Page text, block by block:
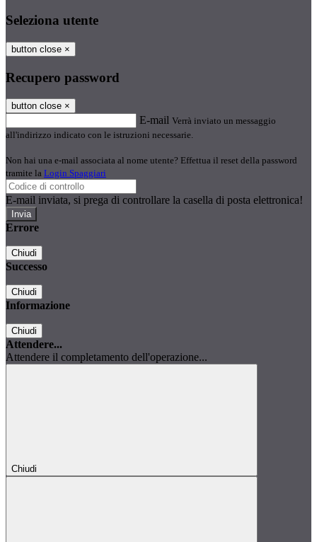
Seleziona utente
button close ×
Recupero password
button close ×
E-mail Verrà inviato un messaggio
all'indirizzo indicato con le istruzioni necessarie.
Non hai una e-mail associata al nome utente? Effettua il reset della password
tramite la Login Spaggiari
E-mail inviata, si prega di controllare la casella di posta elettronica!
Errore
Chiudi
Successo
Chiudi
Informazione
Chiudi
Attendere...
Attendere il completamento dell'operazione...
Chiudi